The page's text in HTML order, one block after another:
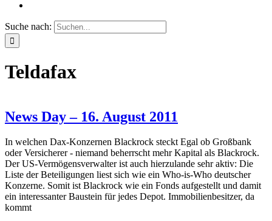
Suche nach:
Teldafax
News Day – 16. August 2011
In welchen Dax-Konzernen Blackrock steckt Egal ob Großbank
oder Versicherer - niemand beherrscht mehr Kapital als Blackrock.
Der US-Vermögensverwalter ist auch hierzulande sehr aktiv: Die
Liste der Beteiligungen liest sich wie ein Who-is-Who deutscher
Konzerne. Somit ist Blackrock wie ein Fonds aufgestellt und damit
ein interessanter Baustein für jedes Depot. Immobilienbesitzer, da
kommt